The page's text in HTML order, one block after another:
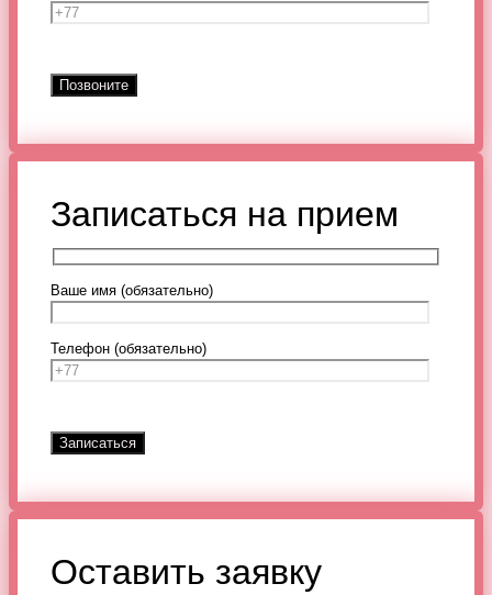
Записаться на прием
Ваше имя (обязательно)
Телефон (обязательно)
Оставить заявку